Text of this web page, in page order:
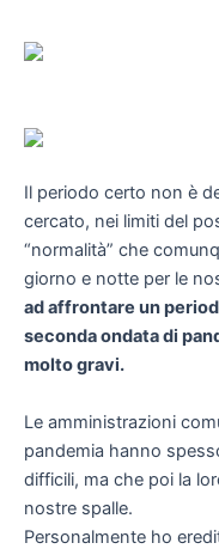
Il periodo certo non è
cercato, nei limiti del
“normalità” che
giorno e notte per le
ad affrontare un
seconda ondata di
molto gravi.
Le amministrazioni
pandemia hanno
difficili, ma che poi la
nostre spalle.
Personalmente ho